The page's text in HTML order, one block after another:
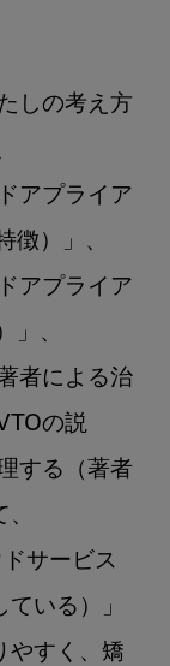
しの考え方
アプライア
徴）」、
アプライア
」、
者による治
の説
する（著者
サービス
いる）」
やすく、矯